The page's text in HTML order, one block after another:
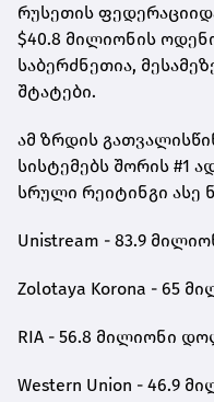
რუსეთის
$40.8 მილიონის
საბერძნეთია,
შტატები.
ამ ზრდის
სისტემებს შორის #1
სრული რეიტინგი ასე
Unistream - 83.9
Zolotaya Korona - 65
RIA - 56.8 მილიონი
Western Union - 46.9